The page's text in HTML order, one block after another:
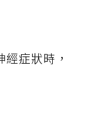
經症狀時，